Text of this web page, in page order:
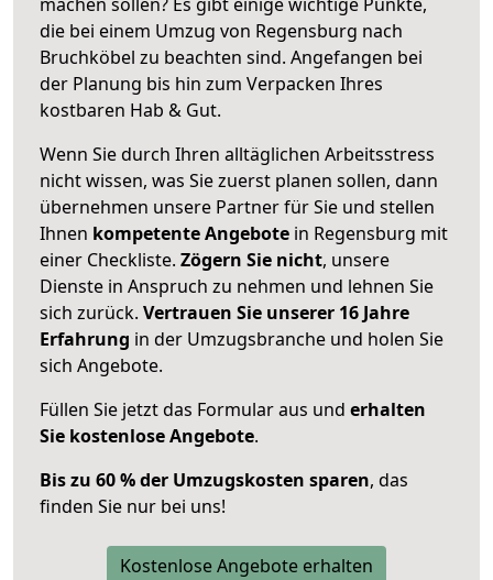
die bei einem Umzug von Regensburg nach
Bruchköbel zu beachten sind. Angefangen bei
der Planung bis hin zum Verpacken Ihres
kostbaren Hab & Gut.
Wenn Sie durch Ihren alltäglichen Arbeitsstress
nicht wissen, was Sie zuerst planen sollen, dann
übernehmen unsere Partner für Sie und stellen
Ihnen kompetente Angebote in Regensburg mit
einer Checkliste. Zögern Sie nicht, unsere
Dienste in Anspruch zu nehmen und lehnen Sie
sich zurück. Vertrauen Sie unserer 16 Jahre
Erfahrung in der Umzugsbranche und holen Sie
sich Angebote.
Füllen Sie jetzt das Formular aus und erhalten
Sie kostenlose Angebote.
Bis zu 60 % der Umzugskosten sparen, das
finden Sie nur bei uns!
Kostenlose Angebote erhalten